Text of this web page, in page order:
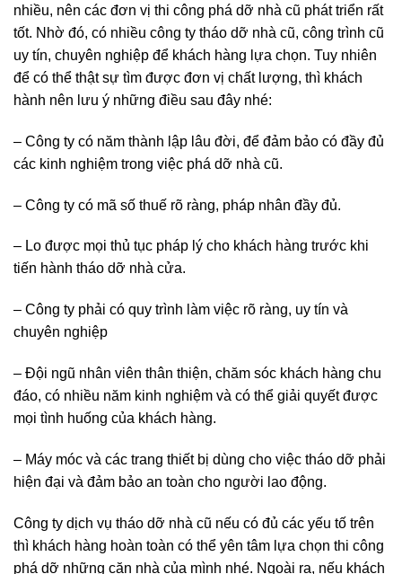
nhiều, nên các đơn vị thi công phá dỡ nhà cũ phát triển rất
tốt. Nhờ đó, có nhiều công ty tháo dỡ nhà cũ, công trình cũ
uy tín, chuyên nghiệp để khách hàng lựa chọn. Tuy nhiên
để có thể thật sự tìm được đơn vị chất lượng, thì khách
hành nên lưu ý những điều sau đây nhé:
– Công ty có năm thành lập lâu đời, để đảm bảo có đầy đủ
các kinh nghiệm trong việc phá dỡ nhà cũ.
– Công ty có mã số thuế rõ ràng, pháp nhân đầy đủ.
– Lo được mọi thủ tục pháp lý cho khách hàng trước khi
tiến hành tháo dỡ nhà cửa.
– Công ty phải có quy trình làm việc rõ ràng, uy tín và
chuyên nghiệp
– Đội ngũ nhân viên thân thiện, chăm sóc khách hàng chu
đáo, có nhiều năm kinh nghiệm và có thể giải quyết được
mọi tình huống của khách hàng.
– Máy móc và các trang thiết bị dùng cho việc tháo dỡ phải
hiện đại và đảm bảo an toàn cho người lao động.
Công ty dịch vụ tháo dỡ nhà cũ nếu có đủ các yếu tố trên
thì khách hàng hoàn toàn có thể yên tâm lựa chọn thi công
phá dỡ những căn nhà của mình nhé. Ngoài ra, nếu khách